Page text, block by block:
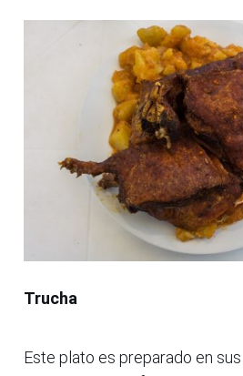
Trucha
Este plato es preparado en